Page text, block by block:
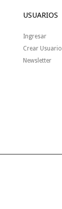
USUARIOS
Ingresar
Crear Usuario
Newsletter